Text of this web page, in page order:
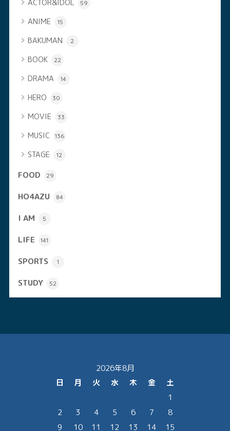
59
ANIME 15
BAKUMAN 2
BOOK 22
DRAMA 14
HERO 30
MOVIE 33
MUSIC 136
STAGE 12
FOOD 29
HO4AZU 84
I AM 5
LIFE 141
SPORTS 1
STUDY 52
2026年8月
日
月 火 水 木 金
土
1
2
3 4 5 6 7
8
9
10 11 12 13 14 15